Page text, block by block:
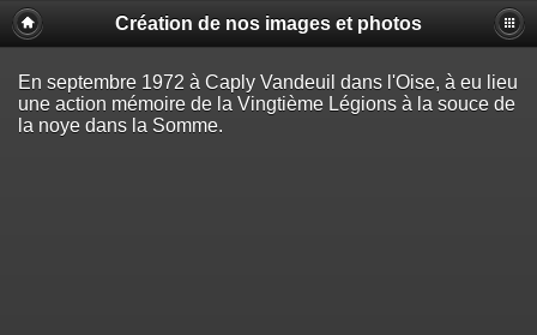
Warning
: Undefined array key "index_search_in_set_button" in
/home/creankxu/images/index.phpon line183
Warning: Undefined array key "index_search_in_set_action" in
/home/creankxu/images/index.phpon line184
Création de nos images et photos
En septembre 1972 à Caply Vandeuil dans l'Oise, à eu lieu
une action mémoire de la Vingtième Légions à la souce de
la noye dans la Somme.